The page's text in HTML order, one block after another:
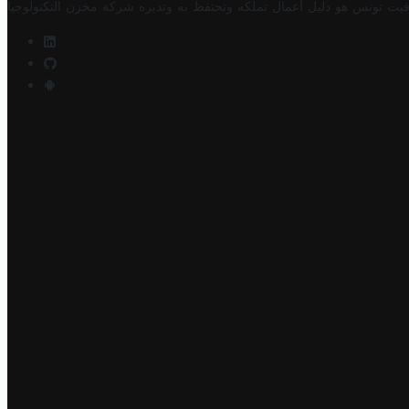
تونس هو دليل أعمال تملكه وتحتفظ به وتديره شركة مخزن التكنولوجيا